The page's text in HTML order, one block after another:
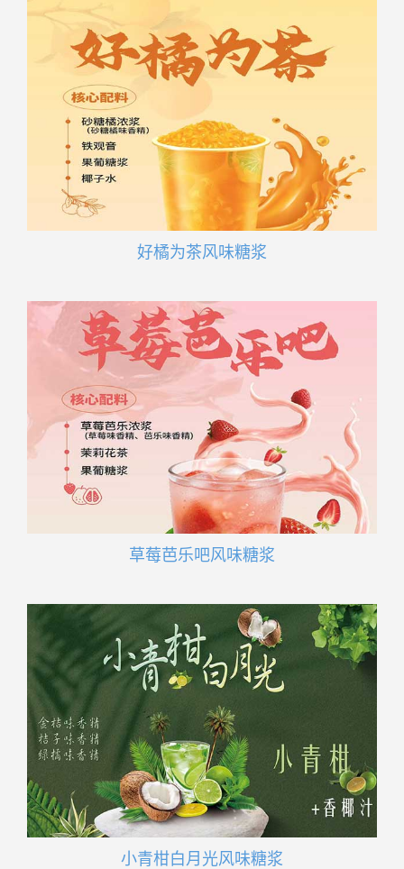
好橘为茶风味糖浆
草莓芭乐吧风味糖浆
小青柑白月光风味糖浆